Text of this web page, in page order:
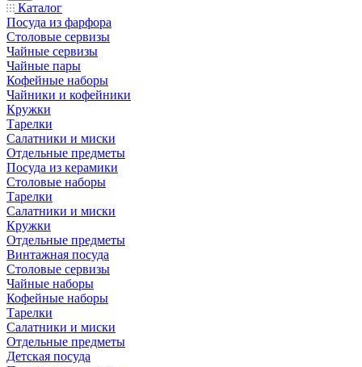
Каталог
Посуда из фарфора
Столовые сервизы
Чайные сервизы
Чайные пары
Кофейные наборы
Чайники и кофейники
Кружки
Тарелки
Салатники и миски
Отдельные предметы
Посуда из керамики
Столовые наборы
Тарелки
Салатники и миски
Кружки
Отдельные предметы
Винтажная посуда
Столовые сервизы
Чайные наборы
Кофейные наборы
Тарелки
Салатники и миски
Отдельные предметы
Детская посуда